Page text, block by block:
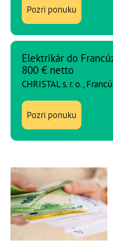
Pozri ponuku
Elektrikár do
800 € netto
CHRISTAL s. r. o.,
Pozri ponuku